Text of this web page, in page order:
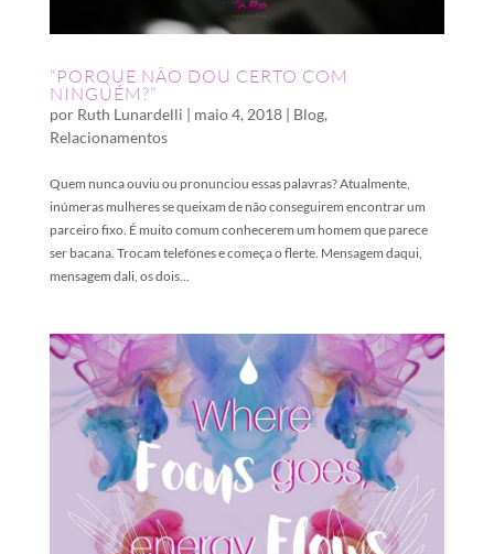
“PORQUE NÃO DOU CERTO COM
NINGUÉM?”
por Ruth Lunardelli | maio 4, 2018| Blog,
Relacionamentos
Quem nunca ouviu ou pronunciou essas palavras? Atualmente,
inúmeras mulheres se queixam de não conseguirem encontrar um
parceiro fixo. É muito comum conhecerem um homem que parece
ser bacana. Trocam telefones e começa o flerte. Mensagem daqui,
mensagem dali, os dois...